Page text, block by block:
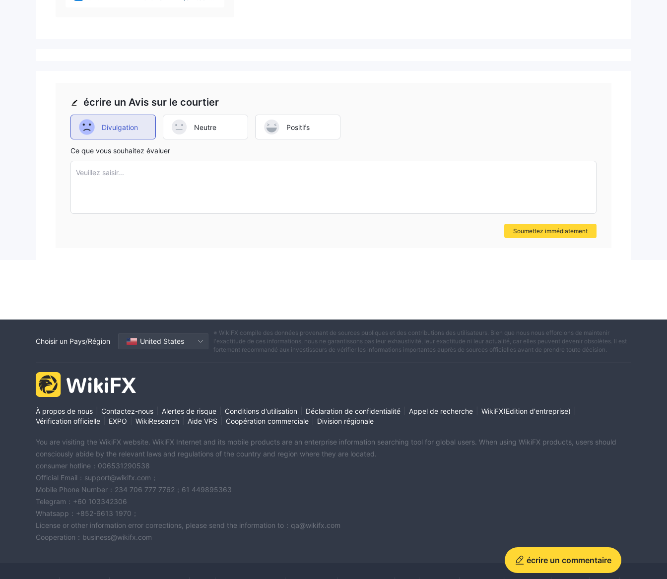
écrire un Avis sur le courtier
Divulgation Neutre Positifs
Ce que vous souhaitez évaluer
Veuillez saisir...
Soumettez immédiatement
écrire un commentaire
Choisir un Pays/Région United States
※ WikiFX compile des données provenant de sources publiques et des contributions des utilisateurs. Bien que nous nous efforcions de maintenir
l'exactitude de ces informations, nous ne garantissons pas leur exhaustivité, leur exactitude ni leur actualité, car elles peuvent devenir obsolètes. Il est
fortement recommandé aux investisseurs de vérifier les informations importantes auprès de sources officielles avant de prendre toute décision.
À propos de nous Contactez-nous Alertes de risque Conditions d'utilisation Déclaration de confidentialité Appel de recherche WikiFX(Edition d'entreprise)
Vérification officielle
EXPO WikiResearch Aide VPS Coopération commerciale Division régionale
You are visiting the WikiFX website. WikiFX Internet and its mobile products are an enterprise information searching tool for global users. When using WikiFX products, users should
consciously abide by the relevant laws and regulations of the country and region where they are located.
consumer hotline：006531290538
Official Email：support@wikifx.com；
Mobile Phone Number：234 706 777 7762；61 449895363
Telegram：+60 103342306
Whatsapp：+852-6613 1970；
License or other information error corrections, please send the information to：qa@wikifx.com
Cooperation：business@wikifx.com